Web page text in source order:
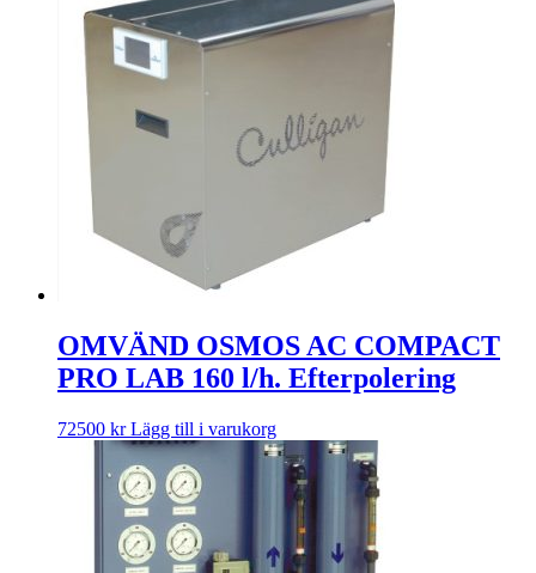
OMVÄND OSMOS AC COMPACT
PRO LAB 160 l/h. Efterpolering
72500 kr Lägg till i varukorg